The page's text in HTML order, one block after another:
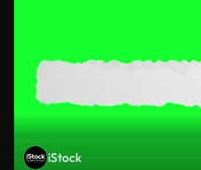
iStock